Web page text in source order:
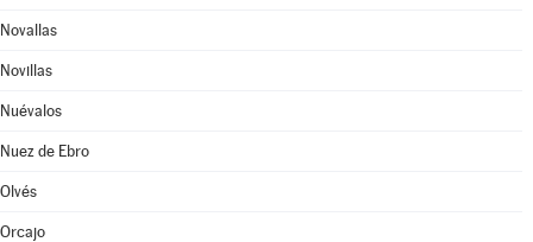
Novallas
Novillas
Nuévalos
Nuez de Ebro
Olvés
Orcajo